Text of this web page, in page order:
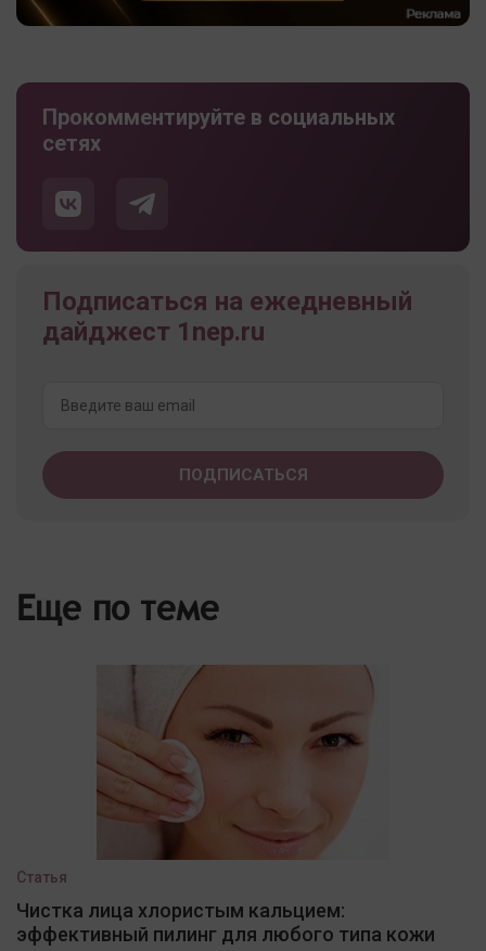
Прокомментируйте в социальных
сетях
Подписаться на ежедневный
дайджест 1nep.ru
Еще по теме
Статья
Чистка лица хлористым кальцием:
эффективный пилинг для любого типа кожи